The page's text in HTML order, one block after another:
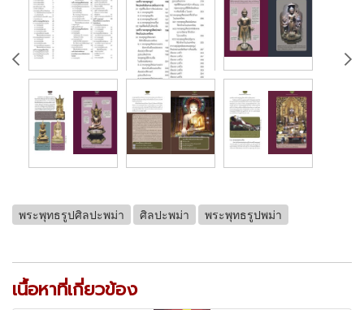
พระพุทธรูปศิลปะพม่า ศิลปะพม่า พระพุทธรูปพม่า
เนื้อหาที่เกี่ยวข้อง